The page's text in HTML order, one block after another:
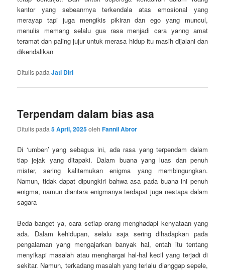
kantor yang sebeanrnya terkendala atas emosional yang
merayap tapi juga mengikis pikiran dan ego yang muncul,
menulis memang selalu gua rasa menjadi cara yanng amat
teramat dan paling jujur untuk merasa hidup itu masih dijalani dan
dikendalikan
Ditulis pada Jati Diri
Terpendam dalam bias asa
Ditulis pada5 April, 2025olehFannil Abror
Di ‘umben’ yang sebagus ini, ada rasa yang terpendam dalam
tiap jejak yang ditapaki. Dalam buana yang luas dan penuh
mister, sering kalitemukan enigma yang membingungkan.
Namun, tidak dapat dipungkiri bahwa asa pada buana ini penuh
enigma, namun diantara enigmanya terdapat juga nestapa dalam
sagara
Beda banget ya, cara setiap orang menghadapi kenyataan yang
ada. Dalam kehidupan, selalu saja sering dihadapkan pada
pengalaman yang mengajarkan banyak hal, entah itu tentang
menyikapi masalah atau menghargai hal-hal kecil yang terjadi di
sekitar. Namun, terkadang masalah yang terlalu dianggap sepele,